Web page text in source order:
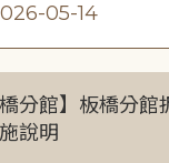
05-14
橋分館】板橋分
說明